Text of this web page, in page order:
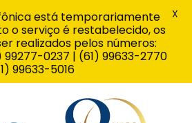
está temporariamente
o serviço é restabelecido, os
realizados pelos números:
99277-0237 | (61) 99633-2770
99633-5016
X